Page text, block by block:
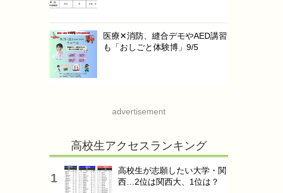
医療✕消防、縫合デモやAED講習
も「おしごと体験博」9/5
advertisement
高校生アクセスランキング
高校生が志願したい大学・関
西…2位は関西大、1位は？